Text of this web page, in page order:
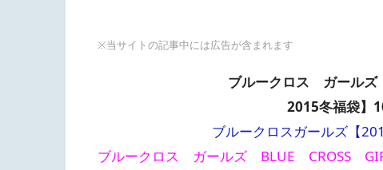
※当サイトの記事中には広告が含まれます
ブルークロス ガール
2015冬福袋】
ブルークロスガールズ【
ブルークロス ガールズ BLUE CROSS